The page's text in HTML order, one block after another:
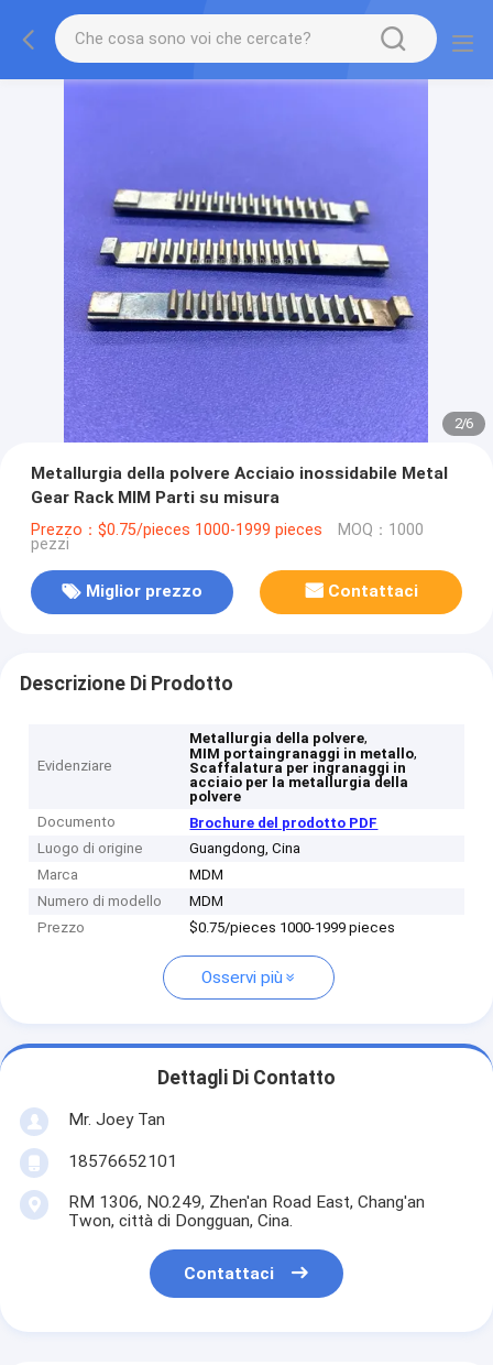
2/6
Metallurgia della polvere Acciaio inossidabile Metal
Gear Rack MIM Parti su misura
Prezzo：$0.75/pieces 1000-1999 pieces MOQ：1000
pezzi
Miglior prezzo Contattaci
Descrizione Di Prodotto
Evidenziare
Metallurgia della polvere,
MIM portaingranaggi in metallo,
Scaffalatura per ingranaggi in
acciaio per la metallurgia della
polvere
Documento
Brochure del prodotto PDF
Luogo di origine
Guangdong, Cina
Marca
MDM
Numero di modello
MDM
Prezzo
$0.75/pieces 1000-1999 pieces
Osservi più
Dettagli Di Contatto
Mr. Joey Tan
18576652101
RM 1306, NO.249, Zhen'an Road East, Chang'an
Twon, città di Dongguan, Cina.
Contattaci